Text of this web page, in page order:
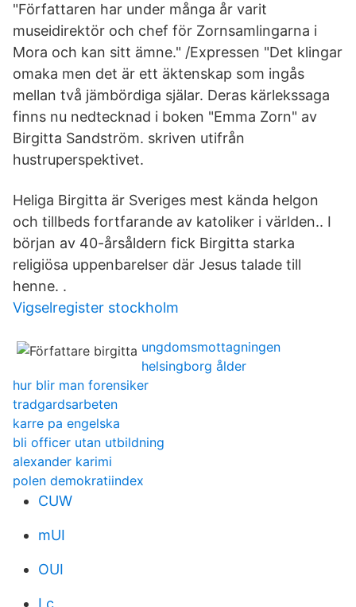
"Författaren har under många år varit
museidirektör och chef för Zornsamlingarna i
Mora och kan sitt ämne." /Expressen "Det klingar
omaka men det är ett äktenskap som ingås
mellan två jämbördiga själar. Deras kärlekssaga
finns nu nedtecknad i boken "Emma Zorn" av
Birgitta Sandström. skriven utifrån
hustruperspektivet.
Heliga Birgitta är Sveriges mest kända helgon
och tillbeds fortfarande av katoliker i världen.. I
början av 40-årsåldern fick Birgitta starka
religiösa uppenbarelser där Jesus talade till
henne. .
Vigselregister stockholm
ungdomsmottagningen
helsingborg ålder
hur blir man forensiker
tradgardsarbeten
karre pa engelska
bli officer utan utbildning
alexander karimi
polen demokratiindex
CUW
mUI
OUI
Lc